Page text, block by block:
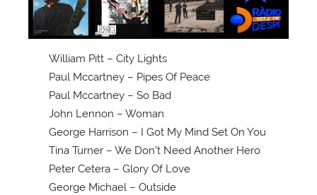
William Pitt – City Lights
Paul Mccartney – Pipes Of Peace
Paul Mccartney – So Bad
John Lennon – Woman
George Harrison – I Got My Mind Set On You
Tina Turner – We Don’t Need Another Hero
Peter Cetera – Glory Of Love
George Michael – Outside